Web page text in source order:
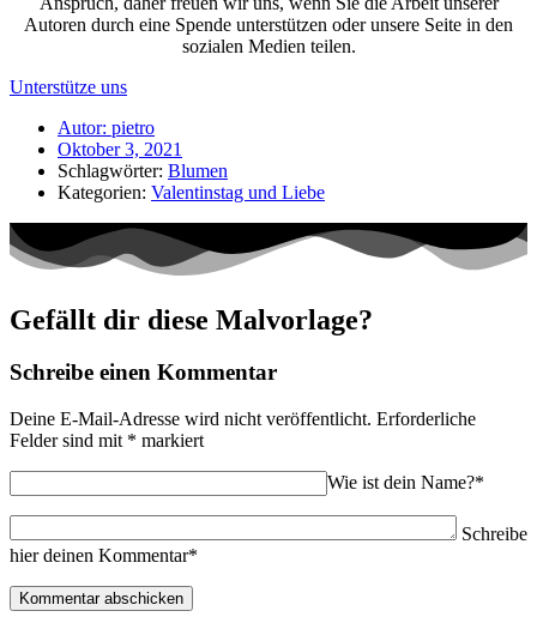
Autoren durch eine Spende unterstützen oder unsere Seite in den
sozialen Medien teilen.
Unterstütze uns
Autor: pietro
Oktober 3, 2021
Schlagwörter: Blumen
Kategorien: Valentinstag und Liebe
Gefällt dir diese Malvorlage?
Schreibe einen Kommentar
Deine E-Mail-Adresse wird nicht veröffentlicht. Erforderliche
Felder sind mit * markiert
Wie ist dein Name?*
Schreibe
hier deinen Kommentar*